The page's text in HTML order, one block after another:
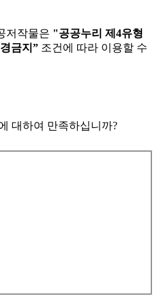
저작물은 "공공누리 제4유형
금지” 조건에 따라 이용할 수
대하여 만족하십니까?